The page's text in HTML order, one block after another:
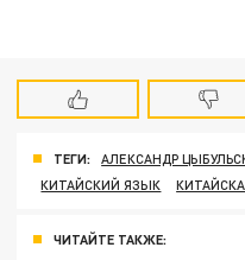
ТЕГИ: АЛЕКСАНДР
КИТАЙСКИЙ ЯЗЫК
ЧИТАЙТЕ ТАКЖЕ: